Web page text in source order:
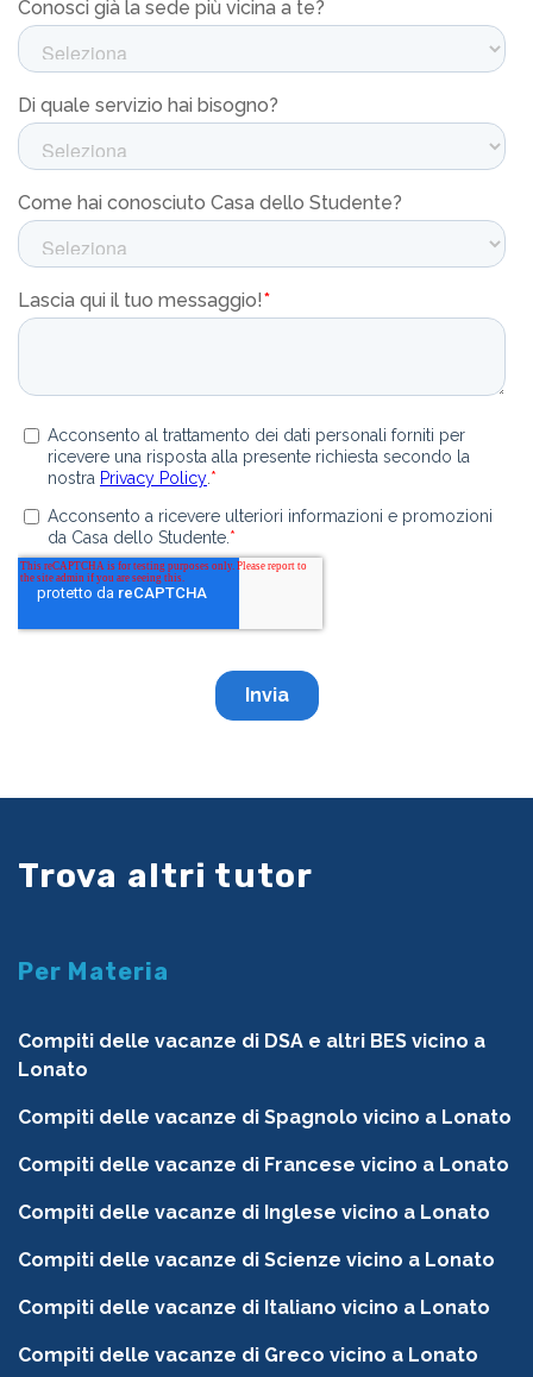
Trova altri tutor
Per Materia
Compiti delle vacanze di DSA e altri BES vicino a
Lonato
Compiti delle vacanze di Spagnolo vicino a Lonato
Compiti delle vacanze di Francese vicino a Lonato
Compiti delle vacanze di Inglese vicino a Lonato
Compiti delle vacanze di Scienze vicino a Lonato
Compiti delle vacanze di Italiano vicino a Lonato
Compiti delle vacanze di Greco vicino a Lonato